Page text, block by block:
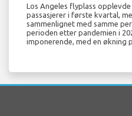
Los Angeles flyplass
passasjerer i første kvartal,
sammenlignet med samme
perioden etter pandemien i
imponerende, med en økning